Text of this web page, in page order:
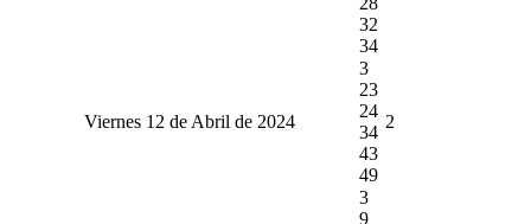
32
34
Viernes 12 de Abril de 2024
3
23
24
34
43
49
2
3
9